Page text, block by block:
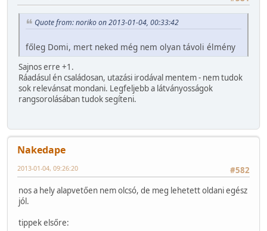
Quote from: noriko on 2013-01-04, 00:33:42
főleg Domi, mert neked még nem olyan távoli élmény
Sajnos erre +1.
Ráadásul én családosan, utazási irodával mentem - nem tudok
sok relevánsat mondani. Legfeljebb a látványosságok
rangsorolásában tudok segíteni.
Nakedape
#582
2013-01-04, 09:26:20
nos a hely alapvetően nem olcsó, de meg lehetett oldani egész
jól.
tippek elsőre: